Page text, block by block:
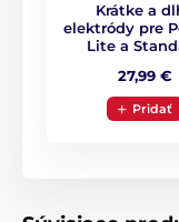
Krátke a
elektródy pre
Lite a
27,99 €
Pridať